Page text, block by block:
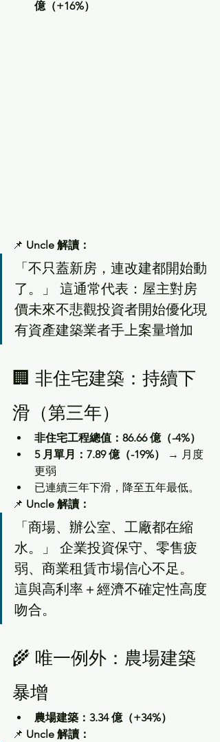
億（+16%）
📌 Uncle 解讀：
「不只蓋新房，連改建都開始動
了。」 這通常代表：屋主對房
價未來不悲觀投資者開始優化現
有資產建築業者手上案量增加
🏢 非住宅建築：持續下
滑（第三年）
非住宅工程總值：86.66 億（-4%）
5 月單月：7.89 億（-19%）
→ 月度
更弱
已連續三年下滑，降至五年最低。
📌 Uncle 解讀：
「商場、辦公室、工廠都在縮
水。」 企業投資保守、零售疲
弱、商業租賃市場信心不足。
這與高利率＋經濟不確定性高度
吻合。
🌾 唯一例外：農場建築
暴增
農場建築：3.34 億（+34%）
📌 Uncle 解讀：